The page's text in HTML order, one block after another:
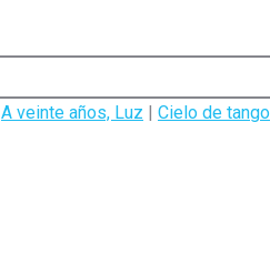
A veinte años, Luz | Cielo de tango